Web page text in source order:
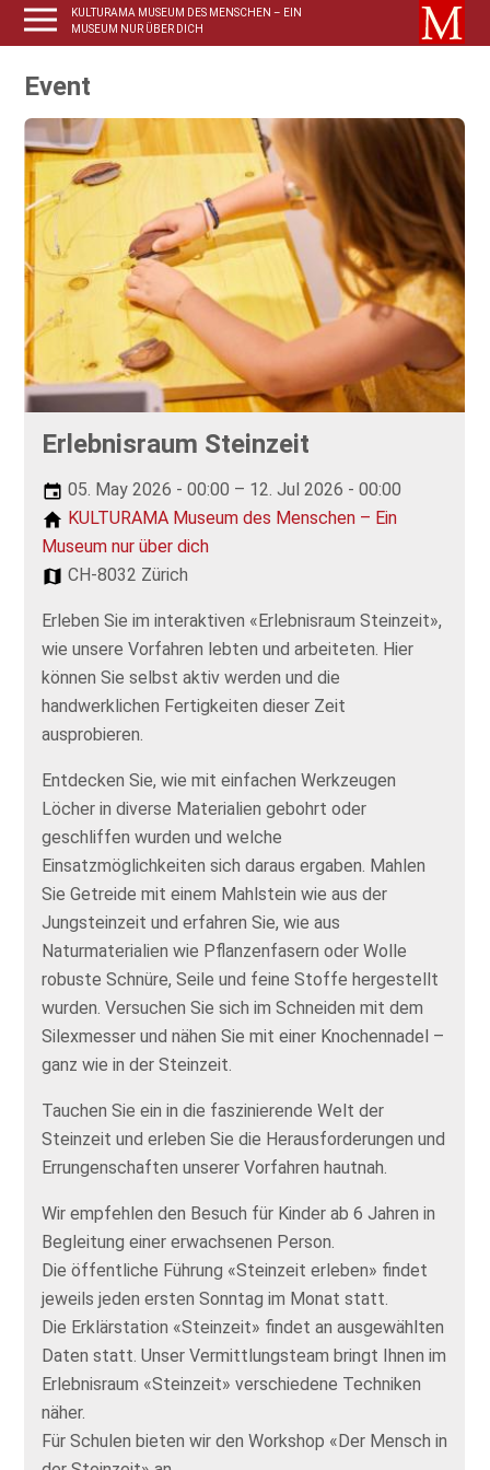
KULTURAMA MUSEUM DES MENSCHEN – EIN
MUSEUM NUR ÜBER DICH
Event
Erlebnisraum Steinzeit
05. May 2026 - 00:00 – 12. Jul 2026 - 00:00
KULTURAMA Museum des Menschen – Ein
Museum nur über dich
CH-8032 Zürich
Erleben Sie im interaktiven «Erlebnisraum Steinzeit»,
wie unsere Vorfahren lebten und arbeiteten. Hier
können Sie selbst aktiv werden und die
handwerklichen Fertigkeiten dieser Zeit
ausprobieren.
Entdecken Sie, wie mit einfachen Werkzeugen
Löcher in diverse Materialien gebohrt oder
geschliffen wurden und welche
Einsatzmöglichkeiten sich daraus ergaben. Mahlen
Sie Getreide mit einem Mahlstein wie aus der
Jungsteinzeit und erfahren Sie, wie aus
Naturmaterialien wie Pflanzenfasern oder Wolle
robuste Schnüre, Seile und feine Stoffe hergestellt
wurden. Versuchen Sie sich im Schneiden mit dem
Silexmesser und nähen Sie mit einer Knochennadel –
ganz wie in der Steinzeit.
Tauchen Sie ein in die faszinierende Welt der
Steinzeit und erleben Sie die Herausforderungen und
Errungenschaften unserer Vorfahren hautnah.
Wir empfehlen den Besuch für Kinder ab 6 Jahren in
Begleitung einer erwachsenen Person.
Die öffentliche Führung «Steinzeit erleben» findet
jeweils jeden ersten Sonntag im Monat statt.
Die Erklärstation «Steinzeit» findet an ausgewählten
Daten statt. Unser Vermittlungsteam bringt Ihnen im
Erlebnisraum «Steinzeit» verschiedene Techniken
näher.
Für Schulen bieten wir den Workshop «Der Mensch in